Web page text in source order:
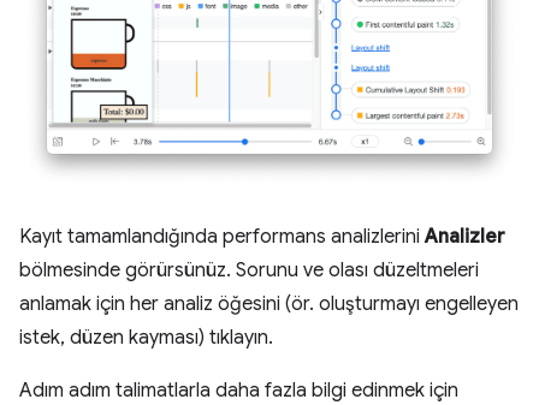
Kayıt tamamlandığında performans analizleriniAnalizler
bölmesinde görürsünüz. Sorunu ve olası düzeltmeleri
anlamak için her analiz öğesini (ör. oluşturmayı engelleyen
istek, düzen kayması) tıklayın.
Adım adım talimatlarla daha fazla bilgi edinmek için